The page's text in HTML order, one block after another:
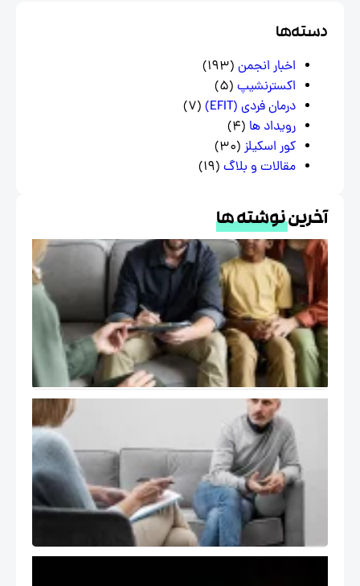
اخبار انجمن(193)
اکسترنشیپ(5)
درمان فردی (EFIT)
(7)
رویداد ها(4)
کور اسکیلز(30)
مقالات و بلاگ (19)
نوشته ها
درمان
هیجان
EFT و
خانواده
در
فرهنگ
خود
درمانگر در
اتاق درمان
( The Self
of the
Therapist
)